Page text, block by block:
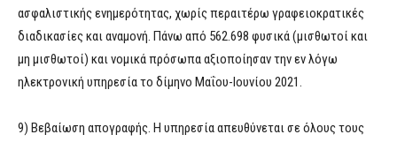
ασφαλιστικής ενημερότητας, χωρίς περαιτέρω γραφειοκρατικές
διαδικασίες και αναμονή. Πάνω από 562.698 φυσικά (μισθωτοί και
μη μισθωτοί) και νομικά πρόσωπα αξιοποίησαν την εν λόγω
ηλεκτρονική υπηρεσία το δίμηνο Μαΐου-Ιουνίου 2021.
9) Βεβαίωση απογραφής. Η υπηρεσία απευθύνεται σε όλους τους